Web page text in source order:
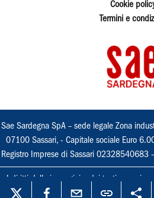
Cookie
Termini e
Sae Sardegna SpA – sede legale Zona
07100 Sassari, - Capitale sociale Euro
Registro Imprese di Sassari 02328540683
I diritti delle immagini e dei testi sono
loro riproduzione con qualsiasi mezzo e